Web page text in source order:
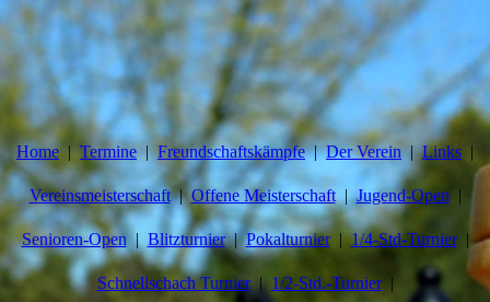
Home Termine Freundschaftskämpfe Der Verein Links
Vereinsmeisterschaft Offene Meisterschaft Jugend-Open
Senioren-Open Blitzturnier Pokalturnier 1/4-Std-Turnier
Schnellschach Turnier 1/2-Std.-Turnier